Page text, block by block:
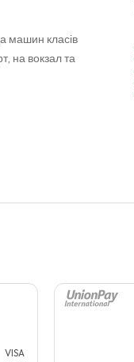
машин класів
на вокзал та
VISA